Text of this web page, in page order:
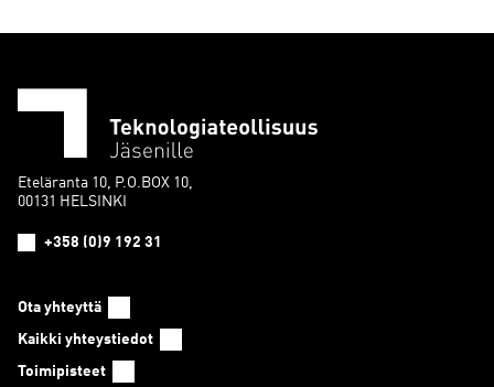
Eteläranta 10, P.O.BOX 10,
00131 HELSINKI
+358 (0)9 192 31
Ota yhteyttä
Kaikki yhteystiedot
Toimipisteet